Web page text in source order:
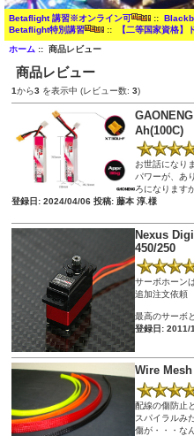
Betaflight 講習※オンライン可 ::
Betaflight特別講習
:: 【二等国家資格】
ホーム:: 商品レビュー
商品レビュー
1から3 を表示中 (レビュー数: 3)
Ah(100C)
お世話になり
パワーが、あ
ろになります
登録日: 2024/04/06 投稿: 藤本 淳.様
Nexus
450/250
サーボホーン
追加注文依頼
最高のサーボ
登録日: 2011/
Wire Mesh
配線の傷防止
スパイラルみ
傷が・・・な